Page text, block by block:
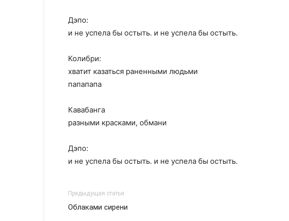
Дэпо:
и не успела бы остыть. и не успела бы остыть.
Колибри:
хватит казаться раненными людьми
папапапа
Кавабанга
разными красками, обмани
Дэпо:
и не успела бы остыть. и не успела бы остыть.
Предыдущая статья
Облаками сирени